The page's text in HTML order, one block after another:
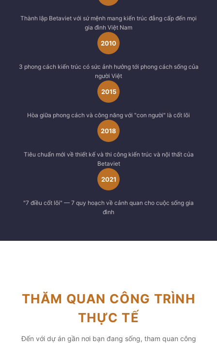
Thành lập Betaviet với sứ mệnh mang kiến trúc đẳng cấp đến mọi
gia đình Việt Nam
2010
3 phong cách kiến trúc có sức ảnh hưởng tới phong cách sống của
người Việt
2015
Hòa giữa phong cách và công năng với "con người" là cốt lõi
2018
Tiêu chuẩn mới về thiết kế và thi công kiến trúc và nội thất của
Betaviet
2021
"7 điều cốt lõi" — 7 quy hoạch về cảnh quan cho cuộc sống gia
đình
THĂM QUAN CÔNG TRÌNH
THỰC TẾ
Đến với dự án gần nơi bạn đang sống, tham quan công